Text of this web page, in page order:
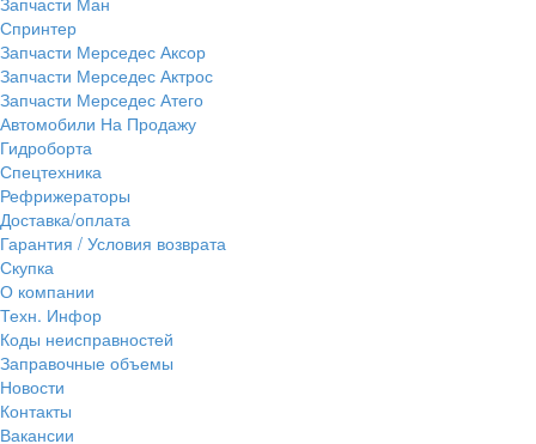
Спринтер
Запчасти Мерседес Аксор
Запчасти Мерседес Актрос
Запчасти Мерседес Атего
Автомобили На Продажу
Гидроборта
Спецтехника
Рефрижераторы
Доставка/оплата
Гарантия / Условия возврата
Скупка
О компании
Техн. Инфор
Коды неисправностей
Заправочные объемы
Новости
Контакты
Вакансии